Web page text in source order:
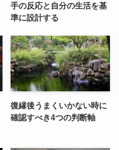
手の反応と自分の生活を基
準に設計する
復縁後うまくいかない時に
確認すべき4つの判断軸